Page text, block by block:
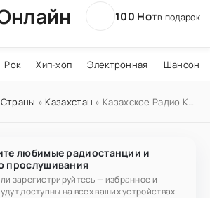
100 Нотв подарок
Рок Хип-хоп Электронная Шансон
Страны » Казахстан » Казахское Радио Караганда 103.4 FM
любимые радиостанции и
прослушивания
зарегистрируйтесь — избранное и
доступны на всех ваших устройствах.